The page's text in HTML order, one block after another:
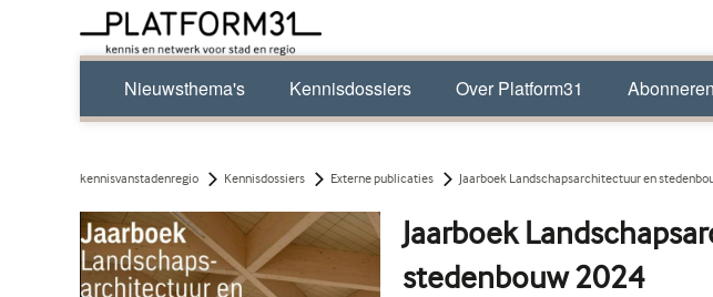
Nieuwsthema's Kennisdossiers Over Platform31 Abonneren
kennisvanstadenregio Kennisdossiers Externe publicaties Jaarboek Landschapsarchitectuur en
Jaarboek
stedenbouw 2024